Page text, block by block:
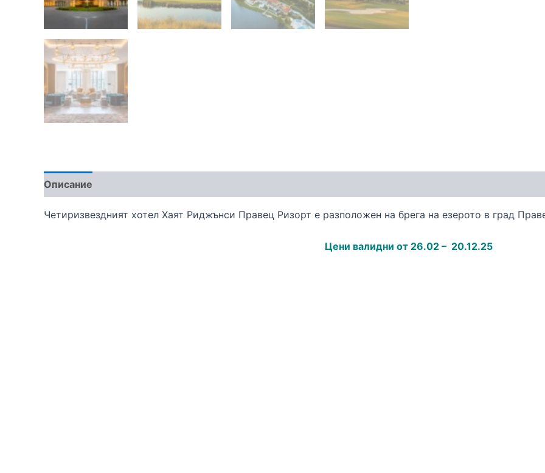
Описание
Четиризвездният хотел Хаят Риджънси Правец Ризорт е разположен на брега на езерото в град
Цени валидни от 26.02 – 20.12.25